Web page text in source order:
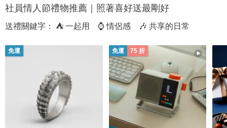
社員情人節禮物推薦｜照著喜好送最剛好
送禮關鍵字： ⛺ 一起用　⌚ 情侶感　🎶 共享的日常
免運 免運 75 折